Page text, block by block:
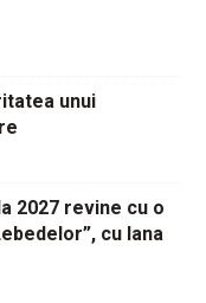
unui
2027 revine cu o
cu Iana